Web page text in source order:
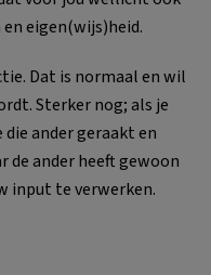
eigen(wijs)heid.
Dat is normaal en wil
Sterker nog; als je
ander geraakt en
de ander heeft gewoon
input te verwerken.